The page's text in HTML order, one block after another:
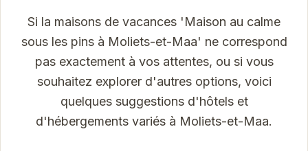
Si la maisons de vacances 'Maison au calme
sous les pins à Moliets-et-Maa' ne correspond
pas exactement à vos attentes, ou si vous
souhaitez explorer d'autres options, voici
quelques suggestions d'hôtels et
d'hébergements variés à Moliets-et-Maa.